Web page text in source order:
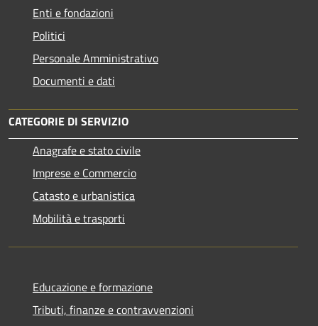
Enti e fondazioni
Politici
Personale Amministrativo
Documenti e dati
CATEGORIE DI SERVIZIO
Anagrafe e stato civile
Imprese e Commercio
Catasto e urbanistica
Mobilità e trasporti
Educazione e formazione
Tributi, finanze e contravvenzioni